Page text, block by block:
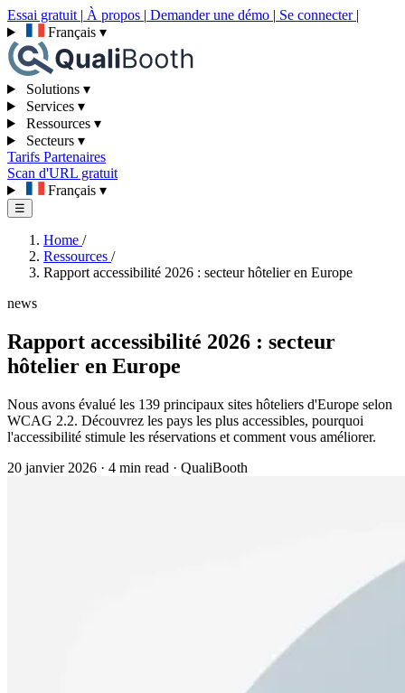
Essai gratuit | À propos | Demander une démo | Se connecter |
Français ▾
Solutions ▾
Services ▾
Ressources ▾
Secteurs ▾
Tarifs Partenaires
Scan d'URL gratuit
Français ▾
☰
Home /
Ressources /
Rapport accessibilité 2026 : secteur hôtelier en Europe
news
Rapport accessibilité 2026 : secteur
hôtelier en Europe
Nous avons évalué les 139 principaux sites hôteliers d'Europe selon
WCAG 2.2. Découvrez les pays les plus accessibles, pourquoi
l'accessibilité stimule les réservations et comment vous améliorer.
20 janvier 2026 · 4 min read · QualiBooth